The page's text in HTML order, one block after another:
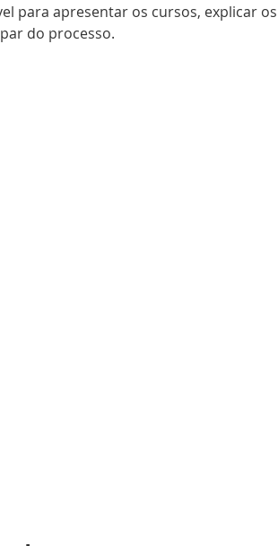
para apresentar os cursos, explicar os
do processo.